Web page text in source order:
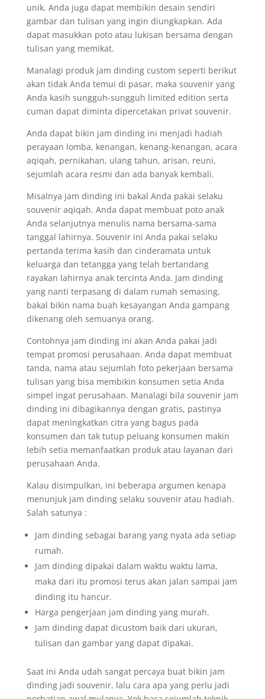
unik. Anda juga dapat membikin desain sendiri
gambar dan tulisan yang ingin diungkapkan. Ada
dapat masukkan poto atau lukisan bersama dengan
tulisan yang memikat.
Manalagi produk jam dinding custom seperti berikut
akan tidak Anda temui di pasar, maka souvenir yang
Anda kasih sungguh-sungguh limited edition serta
cuman dapat diminta dipercetakan privat souvenir.
Anda dapat bikin jam dinding ini menjadi hadiah
perayaan lomba, kenangan, kenang-kenangan, acara
aqiqah, pernikahan, ulang tahun, arisan, reuni,
sejumlah acara resmi dan ada banyak kembali.
Misalnya jam dinding ini bakal Anda pakai selaku
souvenir aqiqah. Anda dapat membuat poto anak
Anda selanjutnya menulis nama bersama-sama
tanggal lahirnya. Souvenir ini Anda pakai selaku
pertanda terima kasih dan cinderamata untuk
keluarga dan tetangga yang telah bertandang
rayakan lahirnya anak tercinta Anda. Jam dinding
yang nanti terpasang di dalam rumah semasing,
bakal bikin nama buah kesayangan Anda gampang
dikenang oleh semuanya orang.
Contohnya jam dinding ini akan Anda pakai jadi
tempat promosi perusahaan. Anda dapat membuat
tanda, nama atau sejumlah foto pekerjaan bersama
tulisan yang bisa membikin konsumen setia Anda
simpel ingat perusahaan. Manalagi bila souvenir jam
dinding ini dibagikannya dengan gratis, pastinya
dapat meningkatkan citra yang bagus pada
konsumen dan tak tutup peluang konsumen makin
lebih setia memanfaatkan produk atau layanan dari
perusahaan Anda.
Kalau disimpulkan, ini beberapa argumen kenapa
menunjuk jam dinding selaku souvenir atau hadiah.
Salah satunya :
Jam dinding sebagai barang yang nyata ada setiap
rumah.
Jam dinding dipakai dalam waktu waktu lama,
maka dari itu promosi terus akan jalan sampai jam
dinding itu hancur.
Harga pengerjaan jam dinding yang murah.
Jam dinding dapat dicustom baik dari ukuran,
tulisan dan gambar yang dapat dipakai.
Saat ini Anda udah sangat percaya buat bikin jam
dinding jadi souvenir, lalu cara apa yang perlu jadi